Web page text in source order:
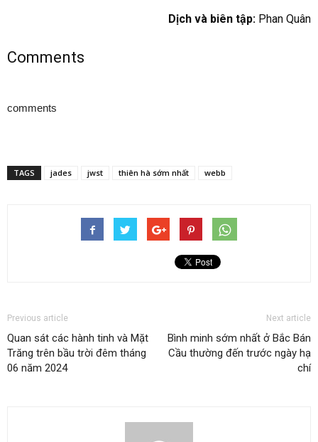
Dịch và biên tập: Phan Quân
Comments
comments
TAGS jades jwst thiên hà sớm nhất webb
Previous article
Quan sát các hành tinh và Mặt
Trăng trên bầu trời đêm tháng
06 năm 2024
Next article
Bình minh sớm nhất ở Bắc Bán
Cầu thường đến trước ngày hạ
chí